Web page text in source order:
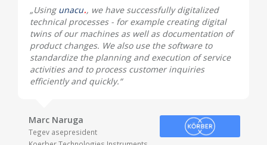
„Using unacu , we have successfully digitalized
technical processes - for example creating digital
twins of our machines as well as documentation of
product changes. We also use the software to
standardize the planning and execution of service
activities and to process customer inquiries
efficiently and quickly.“
Marc Naruga
Tegev asepresident